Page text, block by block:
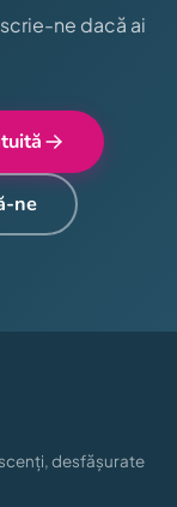
ne dacă ai
ne
desfășurate